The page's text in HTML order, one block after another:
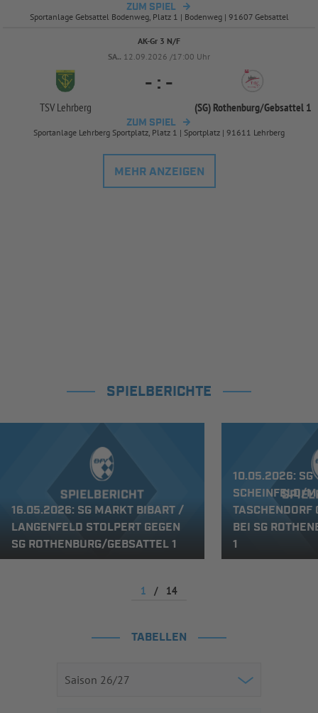
ZUM SPIEL
Sportanlage Gebsattel Bodenweg, Platz 1 | Bodenweg | 91607 Gebsattel
AK-Gr 3 N/F
SA.. 12.09.2026 /17:00 Uhr
TSV Lehrberg
- : -
(SG) Rothenburg/Gebsattel 1
ZUM SPIEL
Sportanlage Lehrberg Sportplatz, Platz 1 | Sportplatz | 91611 Lehrberg
MEHR ANZEIGEN
SPIELBERICHTE
16.05.2026: SG MARKT BIBART /
LANGENFELD STOLPERT GEGEN
SG ROTHENBURG/GEBSATTEL 1
10.05.2026: SG
SCHEINFELD/
TASCHENDORF
BEI SG
1
1 / 14
TABELLEN